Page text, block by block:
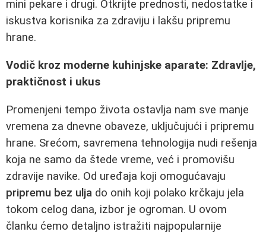
mini pekare i drugi. Otkrijte prednosti, nedostatke i
iskustva korisnika za zdraviju i lakšu pripremu
hrane.
Vodič kroz moderne kuhinjske aparate: Zdravlje,
praktičnost i ukus
Promenjeni tempo života ostavlja nam sve manje
vremena za dnevne obaveze, uključujući i pripremu
hrane. Srećom, savremena tehnologija nudi rešenja
koja ne samo da štede vreme, već i promovišu
zdravije navike. Od uređaja koji omogućavaju
pripremu bez ulja do onih koji polako krčkaju jela
tokom celog dana, izbor je ogroman. U ovom
članku ćemo detaljno istražiti najpopularnije